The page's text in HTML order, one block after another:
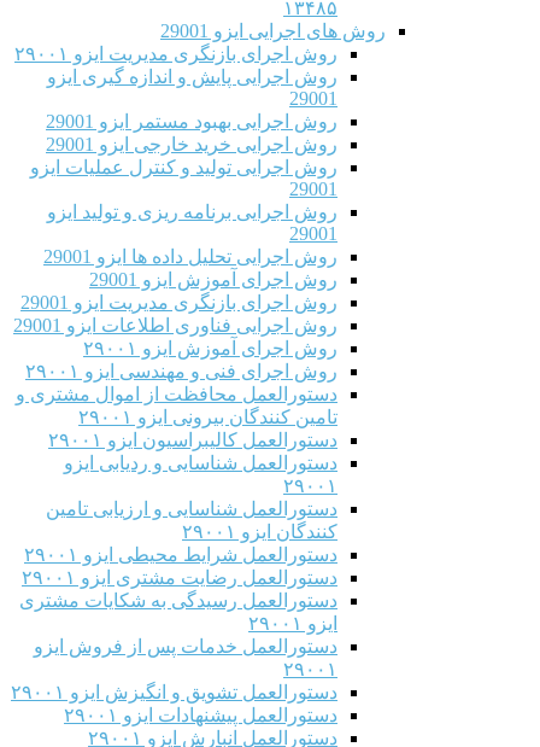
۱۳۴۸۵
روش های اجرایی ایزو 29001
روش اجرای بازنگری مدیریت ایزو ۲۹۰۰۱
روش اجرایی پایش و اندازه گیری ایزو
29001
روش اجرایی بهبود مستمر ایزو 29001
روش اجرایی خرید خارجی ایزو 29001
روش اجرایی تولید و کنترل عملیات ایزو
29001
روش اجرایی برنامه ریزی و تولید ایزو
29001
روش اجرایی تحلیل داده ها ایزو 29001
روش اجرای آموزش ایزو 29001
روش اجرای بازنگری مدیریت ایزو 29001
روش اجرایی فناوری اطلاعات ایزو 29001
روش اجرای آموزش ایزو ۲۹۰۰۱
روش اجرای فنی و مهندسی ایزو ۲۹۰۰۱
دستورالعمل محافظت از اموال مشتری و
تامین کنندگان بیرونی ایزو ۲۹۰۰۱
دستورالعمل کالیبراسیون ایزو ۲۹۰۰۱
دستورالعمل شناسایی و ردیابی ایزو
۲۹۰۰۱
دستورالعمل شناسایی و ارزیابی تامین
کنندگان ایزو ۲۹۰۰۱
دستورالعمل شرایط محیطی ایزو ۲۹۰۰۱
دستورالعمل رضایت مشتری ایزو ۲۹۰۰۱
دستورالعمل رسیدگی به شکایات مشتری
ایزو ۲۹۰۰۱
دستورالعمل خدمات پس از فروش ایزو
۲۹۰۰۱
دستورالعمل تشویق و انگیزش ایزو ۲۹۰۰۱
دستورالعمل پیشنهادات ایزو ۲۹۰۰۱
دستورالعمل انبارش ایزو ۲۹۰۰۱